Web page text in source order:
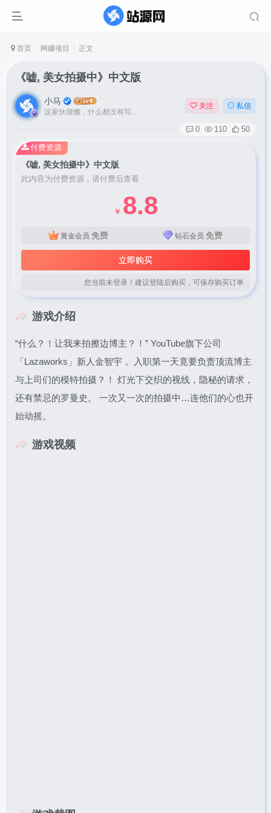
首页 网赚项目 正文
《嘘, 美女拍摄中》中文版
小马
这家伙很懒，什么都没有写...
关注 私信
0 110 50
《嘘, 美女拍摄中》中文版
此内容为付费资源，请付费后查看
￥ 8.8
黄金会员 免费 钻石会员 免费
立即购买
您当前未登录！建议登陆后购买，可保存购买订单
付费资源
游戏介绍
“什么？！让我来拍擦边博主？！” YouTube旗下公司
「Lazaworks」新人金智宇， 入职第一天竟要负责顶流博主
与上司们的模特拍摄？！ 灯光下交织的视线，隐秘的请求，
还有禁忌的罗曼史。 一次又一次的拍摄中…连他们的心也开
始动摇。
游戏视频